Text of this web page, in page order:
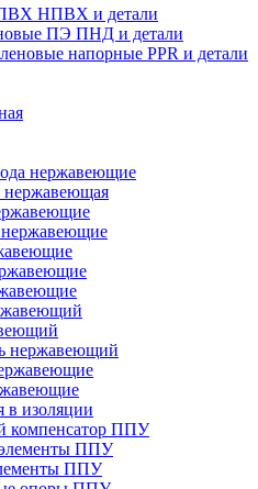
НПВХ и детали
ПЭ ПНД и детали
напорные PPR и детали
нержавеющие
нержавеющая
нержавеющий
в изоляции
компенсатор ППУ
ППУ
ППУ